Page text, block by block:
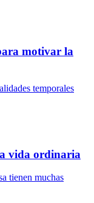
motivar la
temporales
vida ordinaria
tienen muchas